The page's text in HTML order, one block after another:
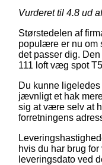
Vurderet til 4.8 ud
Størstedelen af
populære er nu om
det passer dig.
111 loft væg spot
Du kunne
jævnligt et hak
sig at være selv at
forretningens
hvis du har brug
leveringsdato ved